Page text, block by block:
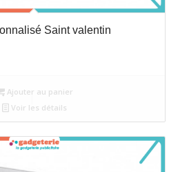
Saint valentin
Ajouter au panier
Voir les détails